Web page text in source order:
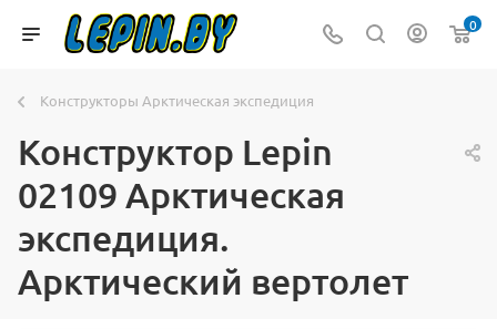
0
Конструкторы Арктическая экспедиция
Конструктор Lepin
02109 Арктическая
экспедиция.
Арктический вертолет